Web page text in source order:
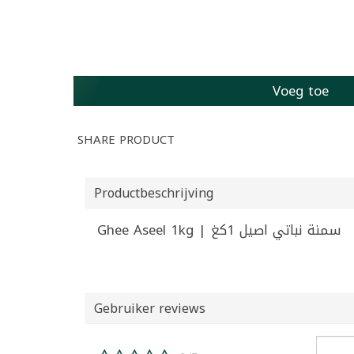
Voeg toe
SHARE PRODUCT
Productbeschrijving
Ghee Aseel 1kg | سمنة نباتي اصيل 1كغ
Gebruiker reviews